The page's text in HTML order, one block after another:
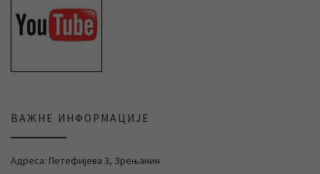
ВАЖНЕ ИНФОРМАЦИЈЕ
Адреса: Петефијева 3, Зрењанин